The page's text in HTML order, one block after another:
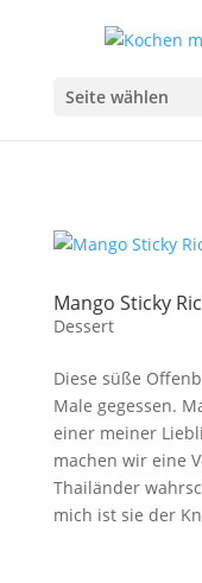
Seite wählen
Mango Sticky
Dessert
Diese süße
Male gegessen.
einer meiner
machen wir eine
Thailänder
mich ist sie der